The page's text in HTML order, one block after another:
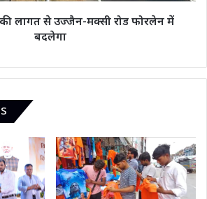
लागत से उज्जैन-मक्सी रोड फोरलेन में
बदलेगा